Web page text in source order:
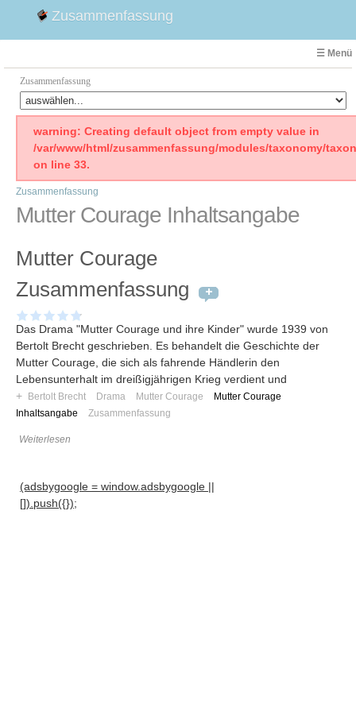
Zusammenfassung
☰ Menü
Zusammenfassung
Faust
Willhelm Tell
Emilia Galotti
1. Weltkrieg Zusammenfassung
Weimarer Republik
Die Räuber
Woyzeck
warning: Creating default object from empty value in
/var/www/html/zusammenfassung/modules/taxonomy/
on line 33.
Zusammenfassung
Mutter Courage Inhaltsangabe
Mutter Courage
Zusammenfassung
Das Drama "Mutter Courage und ihre Kinder" wurde 1939 von
Bertolt Brecht geschrieben. Es behandelt die Geschichte der
Mutter Courage, die sich als fahrende Händlerin den
Lebensunterhalt im dreißigjährigen Krieg verdient und
+
Bertolt Brecht Drama Mutter Courage
Mutter Courage
Inhaltsangabe
Zusammenfassung
Weiterlesen
(adsbygoogle = window.adsbygoogle ||
[]).push({});